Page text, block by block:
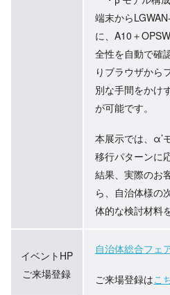
端末から
に、A10＋
全性を自動で確
りブラウザから
別な手間をかけ
が可能です。
本展示では、α’
移行パターンに
結果、実際のお
ら、自治体様の
体的な検討材料
イベントHP
ご来場登録
自治体総合フェ
ご来場登録はこ